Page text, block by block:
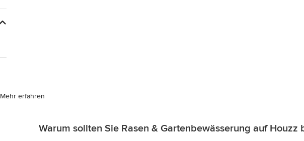
Mehr erfahren
Warum sollten Sie Rasen & Gartenbewässerung auf Houzz